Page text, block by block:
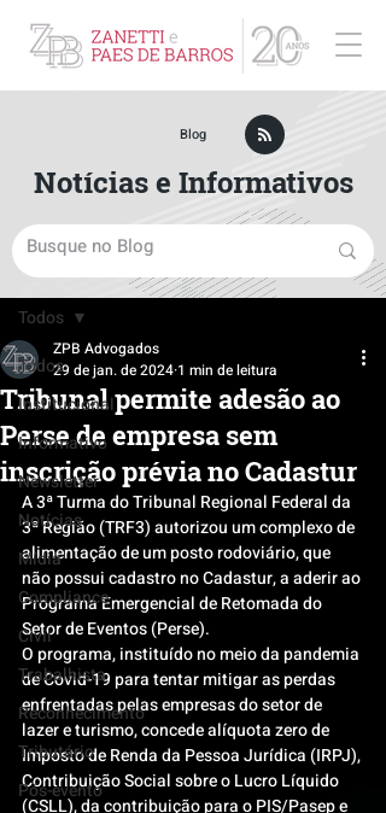
Post
Todos
Institucional
Informativo
Newsletter
Notícias
Mídia
Compliance
Civil
Trabalhista
Reconhecimento
Tributário
Pós-evento
Todos
Tribunal permite adesão ao
Perse de empresa sem
inscrição prévia no Cadastur
ZPB Advogados
29 de jan. de 2024 1 min de leitura
A 3ª Turma do Tribunal Regional Federal da
3ª Região (TRF3) autorizou um complexo de
alimentação de um posto rodoviário, que
não possui cadastro no Cadastur, a aderir ao
Programa Emergencial de Retomada do
Setor de Eventos (Perse).
O programa, instituído no meio da pandemia
de Covid-19 para tentar mitigar as perdas
enfrentadas pelas empresas do setor de
lazer e turismo, concede alíquota zero de
Imposto de Renda da Pessoa Jurídica (IRPJ),
Contribuição Social sobre o Lucro Líquido
(CSLL), da contribuição para o PIS/Pasep e
Blog
Notícias e Informativos